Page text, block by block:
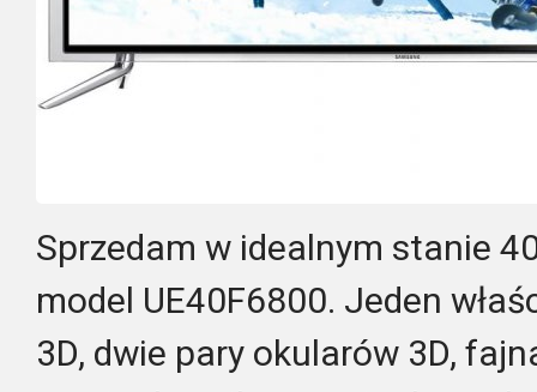
Sprzedam w idealnym stanie
model UE40F6800. Jeden
3D, dwie pary okularów 3D,